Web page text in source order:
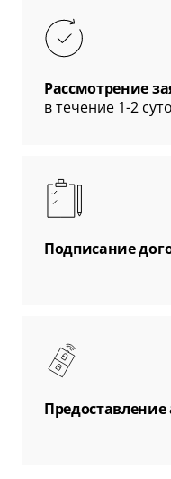
Рассмотрение
в течение 1-2
Подписание